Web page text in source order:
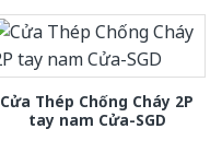
Cửa Thép Chống Cháy 2P
tay nam Cửa-SGD